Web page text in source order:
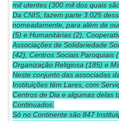
mil utentes (300 mil dos quais
Da CNIS, fazem parte 3.025
nomeadamente, para além de
(5) e Humanitárias (2),
Associações de Solidariedade
(42), Centros Sociais Paroquiais
Organização Religiosa (185) e
Neste conjunto das associadas
Instituições têm Lares, com
Centros de Dia e algumas delas
Continuados.
Só no Continente são 847